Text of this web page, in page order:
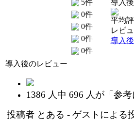
5件
0件
0件
0件
0件
導入
平均
レビ
導入
導入後のレビュー
1386 人中 696 人が「参
投稿者 とある - ゲストによる